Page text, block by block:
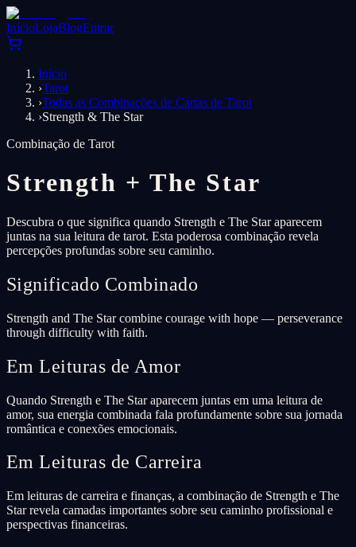
InícioLojaBlogEntrar
Início
›Tarot
›Todas as Combinações de Cartas de Tarot
›Strength & The Star
Combinação de Tarot
Strength +The Star
Descubra o que significa quando Strength e The Star aparecem
juntas na sua leitura de tarot. Esta poderosa combinação revela
percepções profundas sobre seu caminho.
Significado Combinado
Strength and The Star combine courage with hope — perseverance
through difficulty with faith.
Em Leituras de Amor
Quando Strength e The Star aparecem juntas em uma leitura de
amor, sua energia combinada fala profundamente sobre sua jornada
romântica e conexões emocionais.
Em Leituras de Carreira
Em leituras de carreira e finanças, a combinação de Strength e The
Star revela camadas importantes sobre seu caminho profissional e
perspectivas financeiras.